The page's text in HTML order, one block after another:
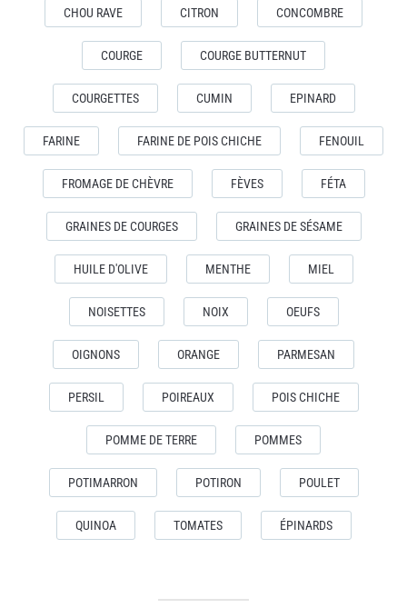
CHOU RAVE CITRON CONCOMBRE
COURGE COURGE BUTTERNUT
COURGETTES CUMIN EPINARD
FARINE FARINE DE POIS CHICHE FENOUIL
FROMAGE DE CHÈVRE FÈVES FÉTA
GRAINES DE COURGES GRAINES DE SÉSAME
HUILE D'OLIVE MENTHE MIEL
NOISETTES NOIX OEUFS
OIGNONS ORANGE PARMESAN
PERSIL POIREAUX POIS CHICHE
POMME DE TERRE POMMES
POTIMARRON POTIRON POULET
QUINOA TOMATES ÉPINARDS